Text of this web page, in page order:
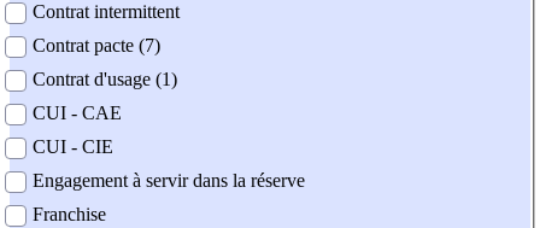
Contrat intermittent
Contrat pacte (7)
Contrat d'usage (1)
CUI - CAE
CUI - CIE
Engagement à servir dans la réserve
Franchise